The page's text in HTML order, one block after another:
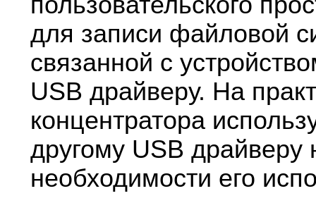
для записи файловой
связанной с
USB драйверу. На
концентратора
другому USB драйверу
необходимости его